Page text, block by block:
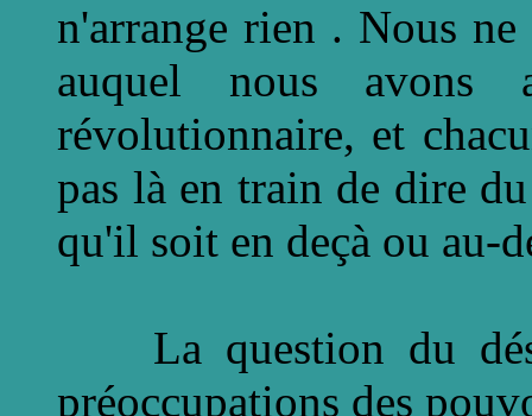
n'arrange rien . Nous
auquel nous avons
révolutionnaire, et
pas là en train de dire
qu'il soit en deçà ou au-
La question du
préoccupations des